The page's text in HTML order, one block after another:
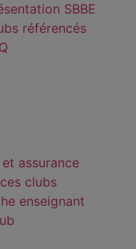
SBBE
référencés
assurance
clubs
enseignant